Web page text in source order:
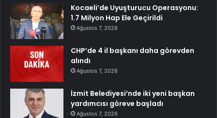
Kocaeli’de Uyuşturucu Operasyonu:
1.7 Milyon Hap Ele Geçirildi
Ağustos 7, 2026
CHP’de 4 il başkanı daha görevden
alındı
Ağustos 7, 2026
İzmit Belediyesi’nde iki yeni başkan
yardımcısı göreve başladı
Ağustos 7, 2026